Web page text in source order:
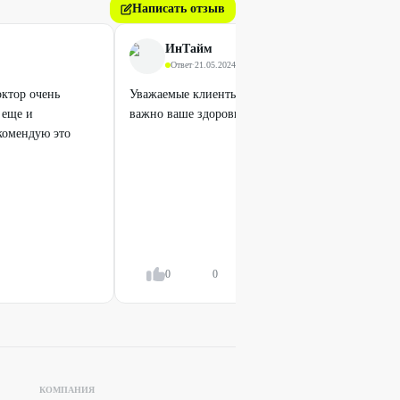
Написать отзыв
очень
еще и
это
ИнТайм
Ответ·21.05.2024
Уважаемые клиенты, ждем вас в нашей клинике!
важно ваше здоровье.
0 0
КОМПАНИЯ